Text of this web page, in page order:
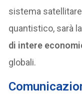
sistema
quantistico, sarà
di intere
globali.